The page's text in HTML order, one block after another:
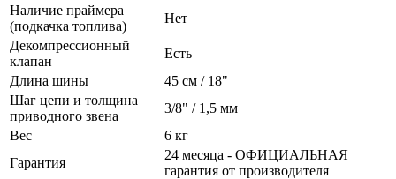
Наличие праймера
(подкачка топлива)
Нет
Декомпрессионный
клапан
Есть
Длина шины
45 см / 18"
Шаг цепи и толщина
приводного звена
3/8" / 1,5 мм
Вес
6 кг
Гарантия
24 месяца - ОФИЦИАЛЬНАЯ
гарантия от производителя